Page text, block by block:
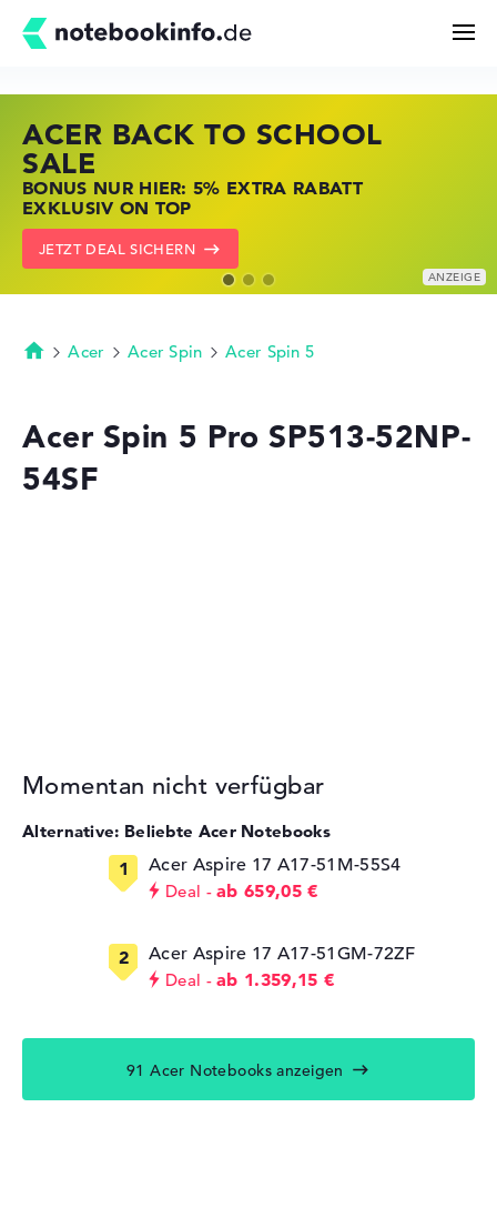
Kaufberatung
Technik & Wissen
Deals
ACER BACK TO SCHOOL
SALE
BONUS NUR HIER: 5% EXTRA RABATT
EXKLUSIV ON TOP
JETZT DEAL SICHERN
HP STORE SSV DEALS
JETZT ZUGREIFEN: NOTEBOOKS BEI HP
KRÄFTIG REDUZIERT
ZU DEN HP ANGEBOTEN
LENOVO LAPTOP DEALS
NOTEBOOKS BEI LENOVO JETZT
KRÄFTIG REDUZIERT
LENOVO DEALS ZEIGEN
Startseite
Acer Acer Spin Acer Spin 5
Acer Spin 5 Pro SP513-52NP-
54SF
Momentan nicht verfügbar
Alternative: Beliebte Acer Notebooks
Acer Aspire 17 A17-51M-55S4
Deal ab 659,05 €
Acer Aspire 17 A17-51GM-72ZF
Deal ab 1.359,15 €
91 Acer Notebooks anzeigen